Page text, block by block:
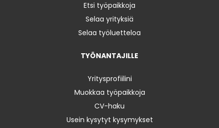
Etsi työpaikkoja
Selaa yrityksiä
Selaa työluetteloa
TYÖNANTAJILLE
Yritysprofiilini
Muokkaa työpaikkoja
CV-haku
Usein kysytyt kysymykset